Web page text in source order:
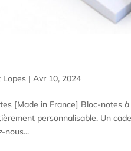
Lopes |Avr 10, 2024
[Made in France] Bloc-notes
personnalisable. Un
nous...